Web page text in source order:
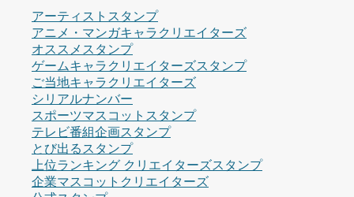
アーティストスタンプ
アニメ・マンガキャラクリエイターズ
オススメスタンプ
ゲームキャラクリエイターズスタンプ
ご当地キャラクリエイターズ
シリアルナンバー
スポーツマスコットスタンプ
テレビ番組企画スタンプ
とび出るスタンプ
上位ランキング クリエイターズスタンプ
企業マスコットクリエイターズ